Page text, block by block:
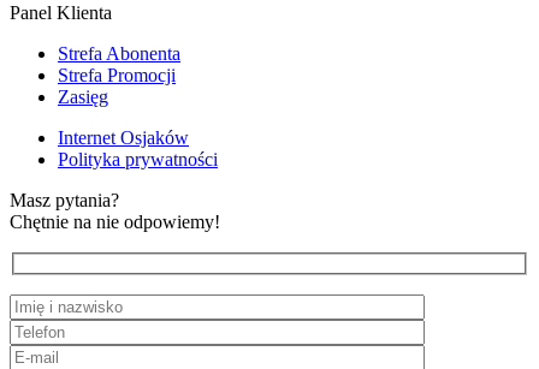
Panel Klienta
Strefa Abonenta
Strefa Promocji
Zasięg
Internet Osjaków
Polityka prywatności
Masz pytania?
Chętnie na nie odpowiemy!